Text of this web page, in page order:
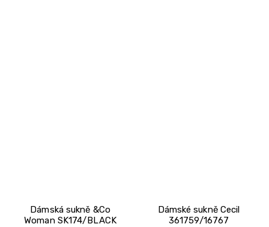
Dámská sukně &Co
Woman SK174/BLACK
Dámské sukně Cecil
361759/16767